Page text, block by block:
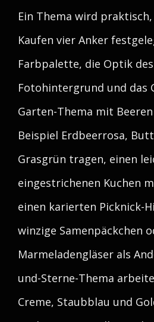
Ein Thema wird
Kaufen vier Anker
Farbpalette, die Optik
Fotohintergrund und das
Garten-Thema mit
Beispiel Erdbeerrosa,
Grasgrün tragen, einen
eingestrichenen Kuchen
einen karierten Picknick-
winzige Samenpäckchen
Marmeladengläser als
und-Sterne-Thema
Creme, Staubblau und